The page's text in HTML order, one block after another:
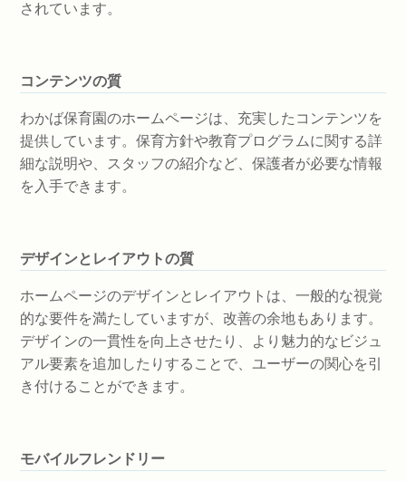
されています。
コンテンツの質
わかば保育園のホームページは、充実したコンテンツを
提供しています。保育方針や教育プログラムに関する詳
細な説明や、スタッフの紹介など、保護者が必要な情報
を入手できます。
デザインとレイアウトの質
ホームページのデザインとレイアウトは、一般的な視覚
的な要件を満たしていますが、改善の余地もあります。
デザインの一貫性を向上させたり、より魅力的なビジュ
アル要素を追加したりすることで、ユーザーの関心を引
き付けることができます。
モバイルフレンドリー